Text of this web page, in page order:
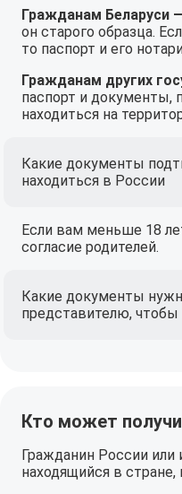
Гражданам Беларуси
он старого образца.
то паспорт и его
Гражданам других
паспорт и
находиться на
Какие документы
находиться в России
Если вам меньше 18
согласие родителей.
Какие документы
представителю, чтобы
Кто может
Гражданин России или
находящийся в стране,